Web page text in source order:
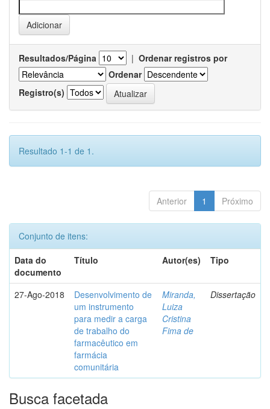
Resultados/Página | Ordenar registros por
Ordenar
Registro(s)
Resultado 1-1 de 1.
Anterior 1 Próximo
Conjunto de itens:
Data do
documento
Título Autor(es) Tipo
27-Ago-2018
Desenvolvimento de
um instrumento
para medir a carga
de trabalho do
farmacêutico em
farmácia
comunitária
Miranda,
Luiza
Cristina
Fima de
Dissertação
Busca facetada